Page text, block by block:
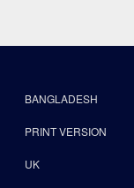
BANGLADESH
PRINT VERSION
UK